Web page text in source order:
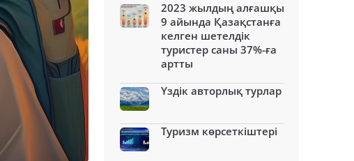
2023 жылдың алғашқы
9 айында Қазақстанға
келген шетелдік
туристер саны 37%-ға
артты
Үздік авторлық турлар
Туризм көрсеткіштері